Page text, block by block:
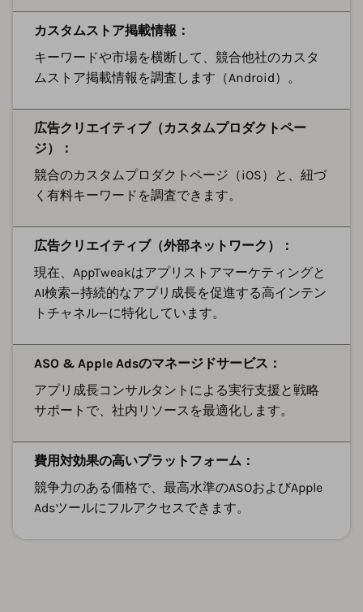
カスタムストア掲載情報：
キーワードや市場を横断して、競合他社のカスタ
ムストア掲載情報を調査します（Android）。
広告クリエイティブ（カスタムプロダクトペー
ジ）：
競合のカスタムプロダクトページ（iOS）と、紐づ
く有料キーワードを調査できます。
広告クリエイティブ（外部ネットワーク）：
現在、AppTweakはアプリストアマーケティングと
AI検索—持続的なアプリ成長を促進する高インテン
トチャネル—に特化しています。
ASO & Apple Adsのマネージドサービス：
アプリ成長コンサルタントによる実行支援と戦略
サポートで、社内リソースを最適化します。
費用対効果の高いプラットフォーム：
競争力のある価格で、最高水準のASOおよびApple
Adsツールにフルアクセスできます。